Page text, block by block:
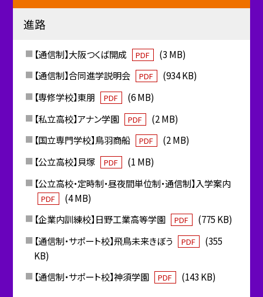
進路
【通信制】大阪つくば開成 PDF
(3 MB)
【通信制】合同進学説明会
PDF
(934 KB)
【専修学校】東朋
PDF
(6 MB)
【私立高校】アナン学園
PDF
(2 MB)
【国立専門学校】鳥羽商船
PDF
(2 MB)
【公立高校】貝塚
PDF
(1 MB)
【公立高校・定時制・昼夜間単位制・通信制】入学案内
PDF
(4 MB)
【企業内訓練校】日野工業高等学園
PDF
(775 KB)
【通信制・サポート校】飛鳥未来きぼう
PDF
(355
KB)
【通信制・サポート校】神須学園
PDF (143 KB)